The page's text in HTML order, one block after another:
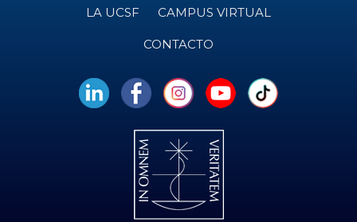
LA UCSF CAMPUS VIRTUAL
CONTACTO